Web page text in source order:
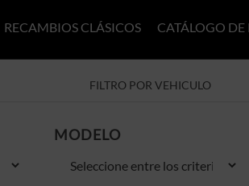
RECAMBIOS CLÁSICOS CATÁLOGO DE
FILTRO POR VEHICULO
MODELO